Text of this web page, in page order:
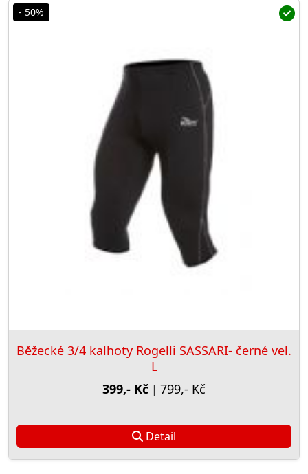
- 50%
Běžecké 3/4 kalhoty Rogelli SASSARI- černé vel.
L
399,- Kč | 799,- Kč
Detail